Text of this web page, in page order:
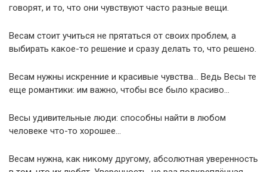
говорят, и то, что они чувствуют часто разные вещи.
Весам стоит учиться не прятаться от своих проблем, а
выбирать какое-то решение и сразу делать то, что решено.
Весам нужны искренние и красивые чувства… Ведь Весы те
еще романтики: им важно, чтобы все было красиво…
Весы удивительные люди: способны найти в любом
человеке что-то хорошее…
Весам нужна, как никому другому, абсолютная уверенность